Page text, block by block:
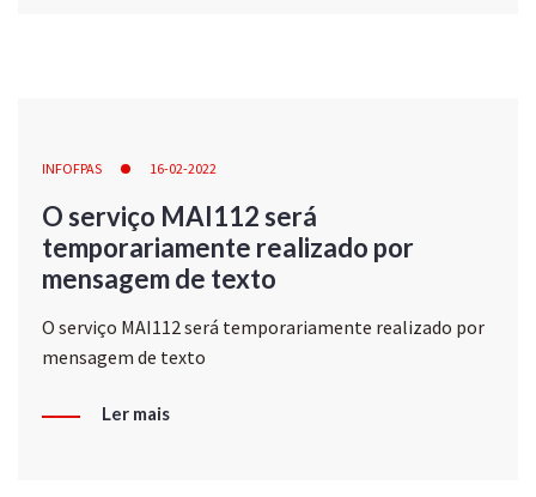
INFOFPAS 16-02-2022
O serviço MAI112 será
temporariamente realizado por
mensagem de texto
O serviço MAI112 será temporariamente realizado por
mensagem de texto
Ler mais